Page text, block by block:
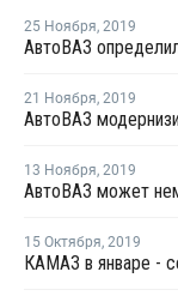
25 Ноября, 2019
21 Ноября, 2019
13 Ноября, 2019
АвтоВАЗ может
15 Октября, 2019